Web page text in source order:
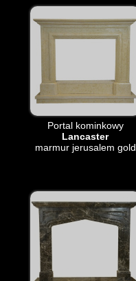
Portal kominkowy
Lancaster
marmur jerusalem gold